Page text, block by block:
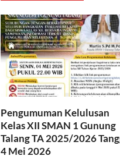
Pengumuman Kelulusan
Kelas XII SMAN 1 Gunung
Talang TA 2025/2026
4 Mei 2026